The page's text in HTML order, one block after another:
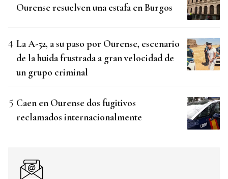
Ourense resuelven una estafa en Burgos
La A-52, a su paso por Ourense, escenario
de la huida frustrada a gran velocidad de
un grupo criminal
Caen en Ourense dos fugitivos
reclamados internacionalmente